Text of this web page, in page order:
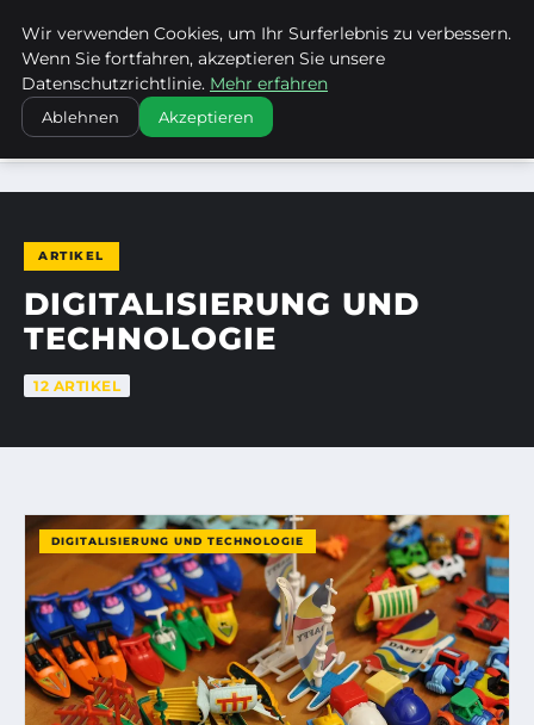
KIRCHE ERBACH DONAU
STARTSEITE DIGITALISIERUNG UND TECHNOLOGIE
ARTIKEL
DIGITALISIERUNG UND
TECHNOLOGIE
12 ARTIKEL
DIGITALISIERUNG UND TECHNOLOGIE
Wir verwenden Cookies, um Ihr Surferlebnis zu verbessern.
Wenn Sie fortfahren, akzeptieren Sie unsere
Datenschutzrichtlinie. Mehr erfahren
Ablehnen Akzeptieren